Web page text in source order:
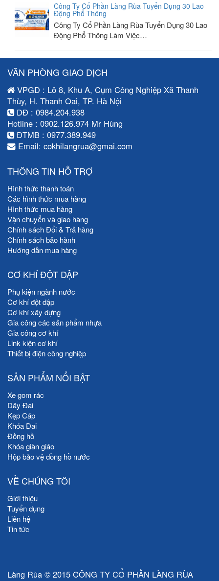
Công Ty Cổ Phần Làng Rùa Tuyển Dụng 30 Lao
Động Phổ Thông
Công Ty Cổ Phần Làng Rùa Tuyển Dụng 30 Lao
Động Phổ Thông Làm Việc…
VĂN PHÒNG GIAO DỊCH
VPGD : Lô 8, Khu A, Cụm Công Nghiệp Xã Thanh
Thùy, H. Thanh Oai, TP. Hà Nội
DĐ : 0984.204.938
Hotline : 0902.126.974 Mr Hùng
ĐTMB : 0977.389.949
Email: cokhilangrua@gmai.com
THÔNG TIN HỖ TRỢ
Hình thức thanh toán
Các hình thức mua hàng
Hình thức mua hàng
Vận chuyển và giao hàng
Chính sách Đổi & Trả hàng
Chính sách bảo hành
Hướng dẫn mua hàng
CƠ KHÍ ĐỘT DẬP
Phụ kiện ngành nước
Cơ khí đột dập
Cơ khí xây dựng
Gia công các sản phẩm nhựa
Gia công cơ khí
Link kiện cơ khí
Thiết bị điện công nghiệp
SẢN PHẨM NỔI BẬT
Xe gom rác
Dây Đai
Kẹp Cáp
Khóa Đai
Đồng hồ
Khóa giàn giáo
Hộp bảo vệ đồng hồ nước
VỀ CHÚNG TÔI
Giới thiệu
Tuyển dụng
Liên hệ
Tin tức
Làng Rùa © 2015 CÔNG TY CỔ PHẦN LÀNG RÙA